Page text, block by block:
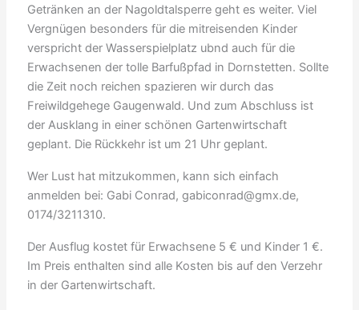
Getränken an der Nagoldtalsperre geht es weiter. Viel
Vergnügen besonders für die mitreisenden Kinder
verspricht der Wasserspielplatz ubnd auch für die
Erwachsenen der tolle Barfußpfad in Dornstetten. Sollte
die Zeit noch reichen spazieren wir durch das
Freiwildgehege Gaugenwald. Und zum Abschluss ist
der Ausklang in einer schönen Gartenwirtschaft
geplant. Die Rückkehr ist um 21 Uhr geplant.
Wer Lust hat mitzukommen, kann sich einfach
anmelden bei: Gabi Conrad, gabiconrad@gmx.de,
0174/3211310.
Der Ausflug kostet für Erwachsene 5 € und Kinder 1 €.
Im Preis enthalten sind alle Kosten bis auf den Verzehr
in der Gartenwirtschaft.